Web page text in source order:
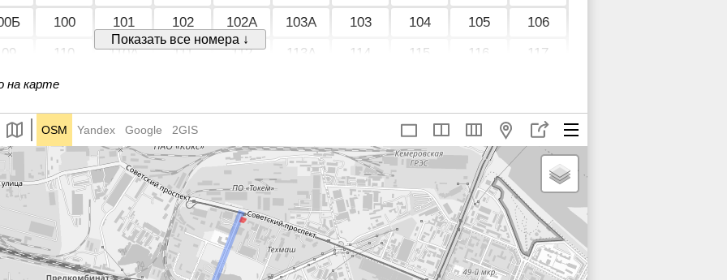
100 101 102 102А 103А 103 104 105
106
110 110А 111 112 113А 114 115 116
117
124
135 136В 136 136А 137А 137 138 139А
139
144 145 146 147 148А 148 149А 149
150
153 153А 154 156 157 158
164 164А 166 168 +
Показать все номера ↓
на карте
OSM Yandex Google 2GIS